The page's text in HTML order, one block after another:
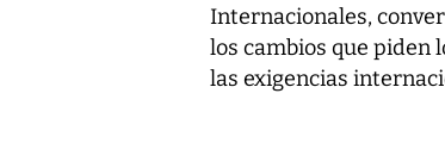
Internacionales,
los cambios que piden
las exigencias